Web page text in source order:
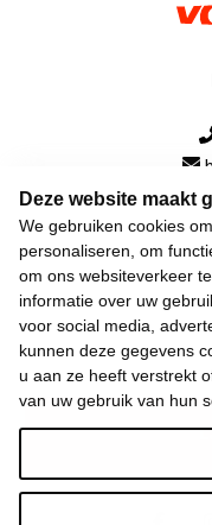
Deze website maakt
We gebruiken cookies
personaliseren, om
om ons websiteverkeer
informatie over uw
voor social media,
kunnen deze gegevens
u aan ze heeft verstrekt
van uw gebruik van hun